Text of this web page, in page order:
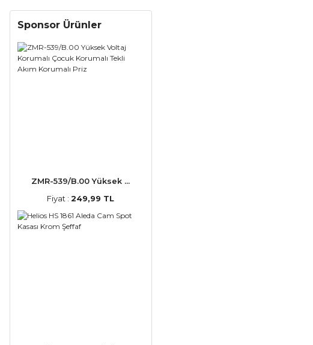
Sponsor Ürünler
ZMR-539/B.00 Yüksek ...
Fiyat :249,99 TL